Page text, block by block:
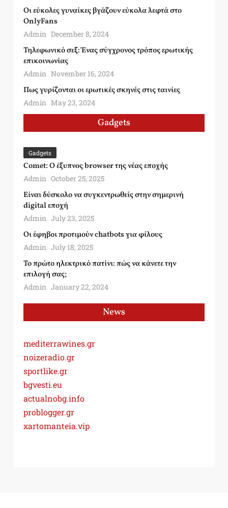
Οι εύκολες γυναίκες βγάζουν εύκολα λεφτά στο
OnlyFans
Admin December 8, 2024
Τηλεφωνικό σεξ: Ένας σύγχρονος τρόπος ερωτικής
επικοινωνίας
Admin November 16, 2024
Πως γυρίζονται οι ερωτικές σκηνές στις ταινίες
Admin May 23, 2024
Gadgets
Gadgets
Comet: Ο έξυπνος browser της νέας εποχής
Admin October 25, 2025
Είναι δύσκολο να συγκεντρωθείς στην σημερινή
digital εποχή
Admin July 23, 2025
Οι έφηβοι προτιμούν chatbots για φίλους
Admin July 18, 2025
Το πρώτο ηλεκτρικό πατίνι: πώς να κάνετε την
επιλογή σας;
Admin January 22, 2024
News
mediterrawines.gr
noizeradio.gr
sportlike.gr
bgvesti.eu
actualnobg.info
problogger.gr
xartomanteia.vip